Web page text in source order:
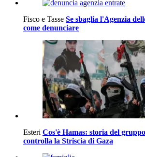
Fisco e Tasse Se sbaglia l'Agenzia
come denunciare
Esteri Cos'è Hamas: storia del
controlla la Striscia di Gaza